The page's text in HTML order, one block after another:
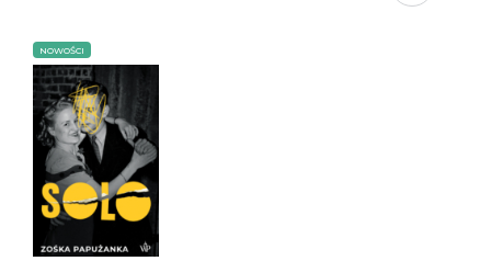
NOWOŚCI